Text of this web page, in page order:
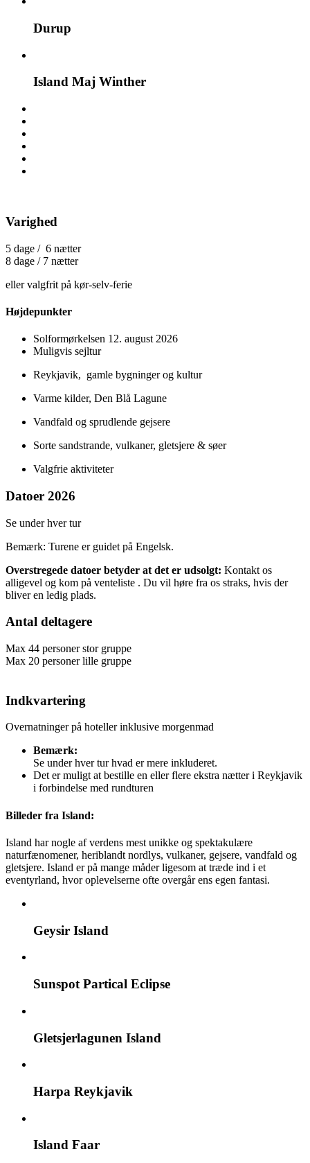
Durup
Island Maj Winther
Varighed
5 dage / 6 nætter
8 dage / 7 nætter
eller valgfrit på kør-selv-ferie
Højdepunkter
Solformørkelsen 12. august 2026
Muligvis sejltur
Reykjavik, gamle bygninger og kultur
Varme kilder, Den Blå Lagune
Vandfald og sprudlende gejsere
Sorte sandstrande, vulkaner, gletsjere & søer
Valgfrie aktiviteter
Datoer 2026
Se under hver tur
Bemærk: Turene er guidet på Engelsk.
Overstregede datoer betyder at det er udsolgt: Kontakt os
alligevel og kom på venteliste . Du vil høre fra os straks, hvis der
bliver en ledig plads.
Antal deltagere
Max 44 personer stor gruppe
Max 20 personer lille gruppe
Indkvartering
Overnatninger på hoteller inklusive morgenmad
Bemærk:
Se under hver tur hvad er mere inkluderet.
Det er muligt at bestille en eller flere ekstra nætter i Reykjavik
i forbindelse med rundturen
Billeder fra Island:
Island har nogle af verdens mest unikke og spektakulære
naturfænomener, heriblandt nordlys, vulkaner, gejsere, vandfald og
gletsjere. Island er på mange måder ligesom at træde ind i et
eventyrland, hvor oplevelserne ofte overgår ens egen fantasi.
Geysir Island
Sunspot Partical Eclipse
Gletsjerlagunen Island
Harpa Reykjavik
Island Faar